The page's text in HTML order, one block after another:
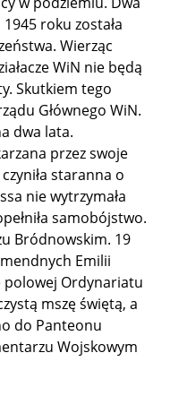
roku została
Wierząc
WiN nie będą
Skutkiem tego
Głównego WiN.
dwa lata.
przez swoje
staranna o
nie wytrzymała
samobójstwo.
Bródnowskim. 19
Emilii
polowej Ordynariatu
mszę świętą, a
do Panteonu
Wojskowym